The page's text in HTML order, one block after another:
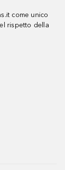
come unico
rispetto della